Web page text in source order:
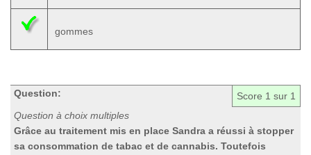
gommes
Score 1 sur 1
Question:
Question à choix multiples
Grâce au traitement mis en place Sandra a réussi à stopper
sa consommation de tabac et de cannabis. Toutefois